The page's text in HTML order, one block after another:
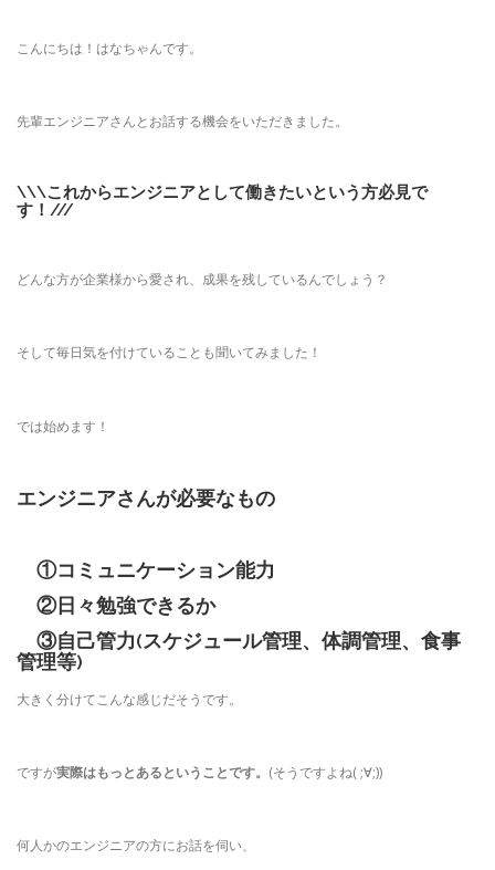
こんにちは！はなちゃんです。
先輩エンジニアさんとお話する機会をいただきました。
\\\これからエンジニアとして働きたいという方必見で
す！///
どんな方が企業様から愛され、成果を残しているんでしょう？
そして毎日気を付けていることも聞いてみました！
では始めます！
エンジニアさんが必要なもの
①コミュニケーション能力
②日々勉強できるか
③自己管力(スケジュール管理、体調管理、食事
管理等)
大きく分けてこんな感じだそうです。
ですが実際はもっとあるということです。 (そうですよね( ;∀;))
何人かのエンジニアの方にお話を伺い、